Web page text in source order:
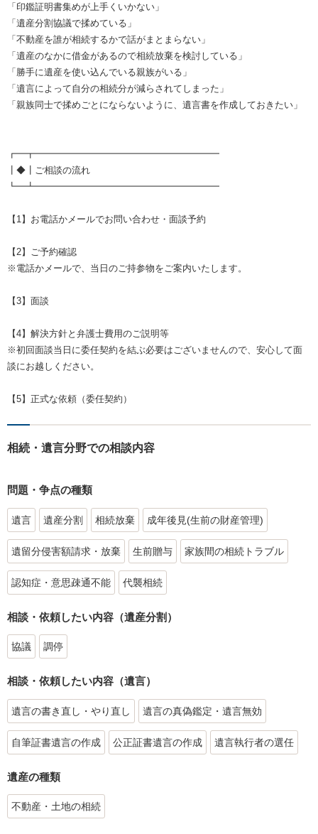
「印鑑証明書集めが上手くいかない」
「遺産分割協議で揉めている」
「不動産を誰が相続するかで話がまとまらない」
「遺産のなかに借金があるので相続放棄を検討している」
「勝手に遺産を使い込んでいる親族がいる」
「遺言によって自分の相続分が減らされてしまった」
「親族同士で揉めごとにならないように、遺言書を作成しておきたい」
┏━┳━━━━━━━━━━━━━━━━━━━━
┃◆┃ご相談の流れ
┗━┻━━━━━━━━━━━━━━━━━━━━
【1】お電話かメールでお問い合わせ・面談予約
【2】ご予約確認
※電話かメールで、当日のご持参物をご案内いたします。
【3】面談
【4】解決方針と弁護士費用のご説明等
※初回面談当日に委任契約を結ぶ必要はございませんので、安心して面
談にお越しください。
【5】正式な依頼（委任契約）
相続・遺言分野での相談内容
問題・争点の種類
遺言 遺産分割 相続放棄 成年後見(生前の財産管理)
遺留分侵害額請求・放棄 生前贈与 家族間の相続トラブル
認知症・意思疎通不能 代襲相続
相談・依頼したい内容（遺産分割）
協議 調停
相談・依頼したい内容（遺言）
遺言の書き直し・やり直し 遺言の真偽鑑定・遺言無効
自筆証書遺言の作成 公正証書遺言の作成 遺言執行者の選任
遺産の種類
不動産・土地の相続